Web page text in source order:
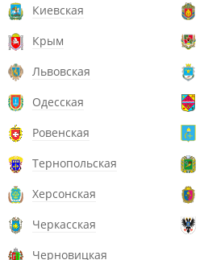
Киевская
Крым
Львовская
Одесская
Ровенская
Тернопольская
Херсонская
Черкасская
Черновицкая